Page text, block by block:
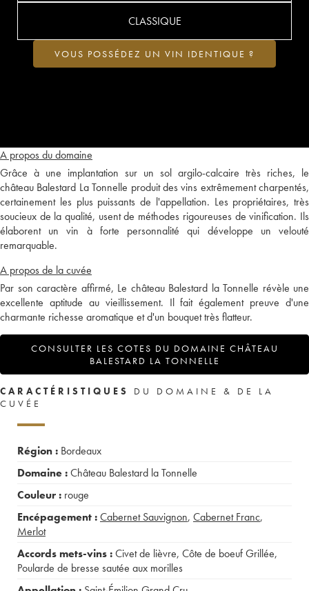
A propos du domaine
Grâce à une implantation sur un sol argilo-calcaire très riches, le
château Balestard La Tonnelle produit des vins extrêmement charpentés,
certainement les plus puissants de l'appellation. Les propriétaires, très
soucieux de la qualité, usent de méthodes rigoureuses de vinification. Ils
élaborent un vin à forte personnalité qui développe un velouté
remarquable.
A propos de la cuvée
Par son caractère affirmé, Le château Balestard la Tonnelle révèle une
excellente aptitude au vieillissement. Il fait également preuve d'une
charmante richesse aromatique et d'un bouquet très flatteur.
CONSULTER LES COTES DU DOMAINE CHÂTEAU
BALESTARD LA TONNELLE
CLASSIQUE
VOUS POSSÉDEZ UN VIN IDENTIQUE ?
CARACTÉRISTIQUES
DU DOMAINE & DE LA
CUVÉE
Région : Bordeaux
Domaine :Château Balestard la Tonnelle
Couleur : rouge
Encépagement :Cabernet Sauvignon, Cabernet Franc,
Merlot
Accords mets-vins :Civet de lièvre, Côte de boeuf Grillée,
Poularde de bresse sautée aux morilles